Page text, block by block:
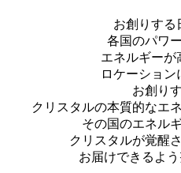
お創りする
各国のパワ
エネルギーが
ロケーション
お創り
クリスタルの本質的なエ
その国のエネル
クリスタルが覚醒
お届けできるよ